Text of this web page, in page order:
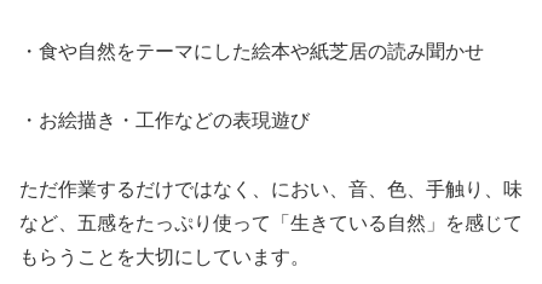
・食や自然をテーマにした絵本や紙芝居の読み聞かせ
・お絵描き・工作などの表現遊び
ただ作業するだけではなく、におい、音、色、手触り、味
など、五感をたっぷり使って「生きている自然」を感じて
もらうことを大切にしています。